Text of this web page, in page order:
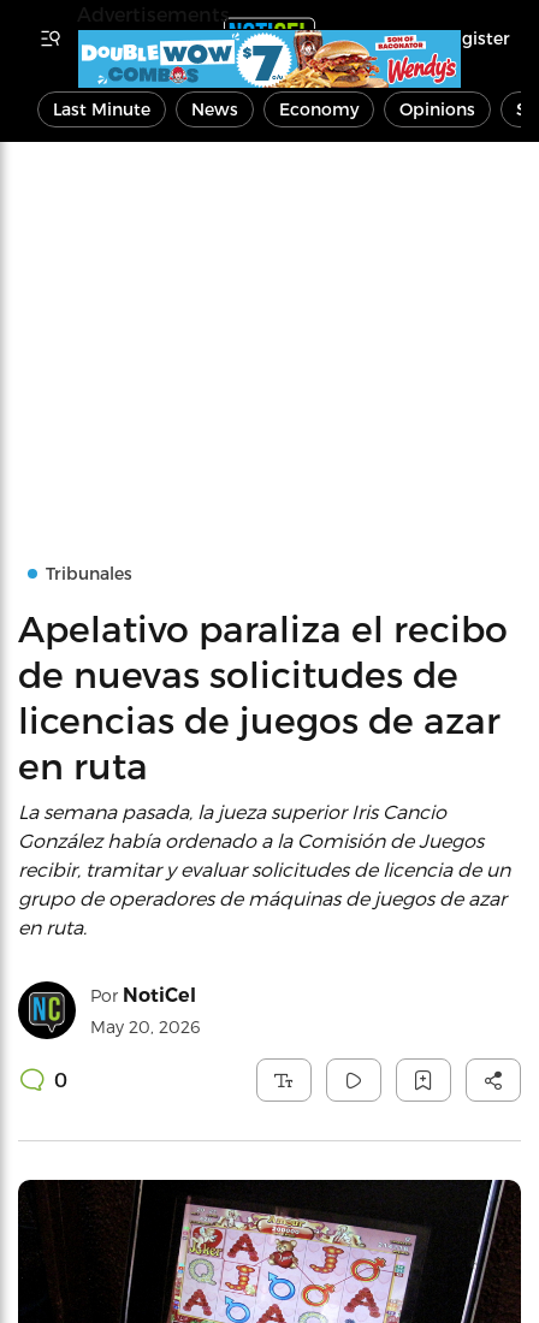
Register
Last Minute News Economy Opinions
Tribunales
Apelativo paraliza el recibo
de nuevas solicitudes de
licencias de juegos de azar
en ruta
La semana pasada, la jueza superior Iris Cancio
González había ordenado a la Comisión de Juegos
recibir, tramitar y evaluar solicitudes de licencia de un
grupo de operadores de máquinas de juegos de azar
en ruta.
Por NotiCel
May 20, 2026
0
Advertisements